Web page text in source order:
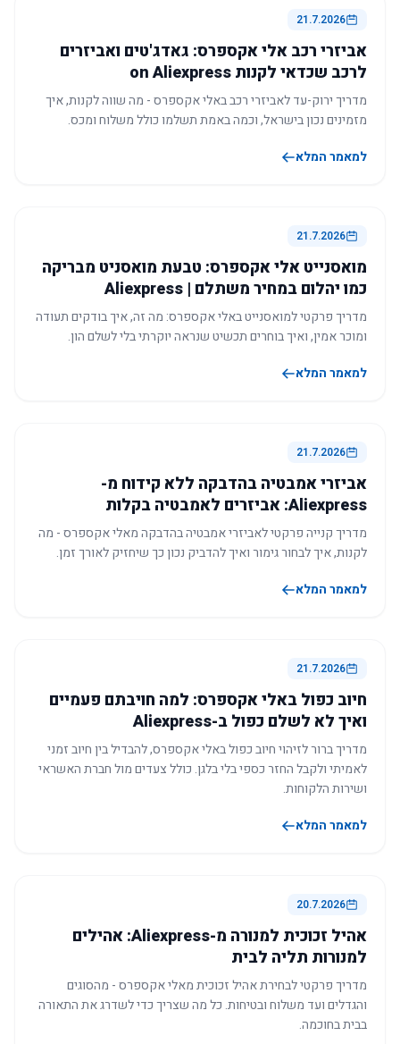
21.7.2026
אביזרי רכב אלי אקספרס: גאדג'טים ואביזרים
לרכב שכדאי לקנות on Aliexpress
מדריך ירוק-עד לאביזרי רכב באלי אקספרס - מה שווה לקנות, איך
מזמינים נכון בישראל, וכמה באמת תשלמו כולל משלוח ומכס.
למאמר המלא
21.7.2026
מואסנייט אלי אקספרס: טבעת מואסניט מבריקה
כמו יהלום במחיר משתלם | Aliexpress
מדריך פרקטי למואסנייט באלי אקספרס: מה זה, איך בודקים תעודה
ומוכר אמין, ואיך בוחרים תכשיט שנראה יוקרתי בלי לשלם הון.
למאמר המלא
21.7.2026
אביזרי אמבטיה בהדבקה ללא קידוח מ-
Aliexpress: אביזרים לאמבטיה בקלות
מדריך קנייה פרקטי לאביזרי אמבטיה בהדבקה מאלי אקספרס - מה
לקנות, איך לבחור גימור ואיך להדביק נכון כך שיחזיק לאורך זמן.
למאמר המלא
21.7.2026
חיוב כפול באלי אקספרס: למה חויבתם פעמיים
ואיך לא לשלם כפול ב-Aliexpress
מדריך ברור לזיהוי חיוב כפול באלי אקספרס, להבדיל בין חיוב זמני
לאמיתי ולקבל החזר כספי בלי בלגן. כולל צעדים מול חברת האשראי
ושירות הלקוחות.
למאמר המלא
20.7.2026
אהיל זכוכית למנורה מ-Aliexpress: אהילים
למנורות תליה לבית
מדריך פרקטי לבחירת אהיל זכוכית מאלי אקספרס - מהסוגים
והגדלים ועד משלוח ובטיחות. כל מה שצריך כדי לשדרג את התאורה
בבית בחוכמה.